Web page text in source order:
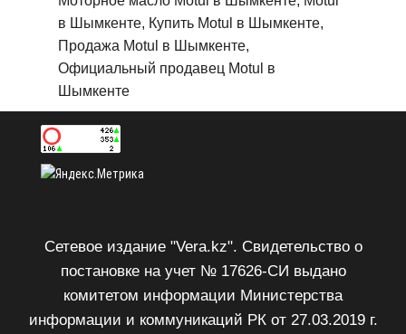
в Шымкенте, Купить Motul в Шымкенте,
Продажа Motul в Шымкенте,
Официальный продавец Motul в
Шымкенте
Сетевое издание "Vera.kz". Свидетельство о
постановке на учет № 17626-СИ выдано
комитетом информации Министерства
информации и коммуникаций РК от 27.03.2019 г.